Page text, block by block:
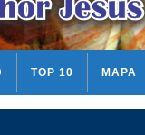
TOP 10 MAPA